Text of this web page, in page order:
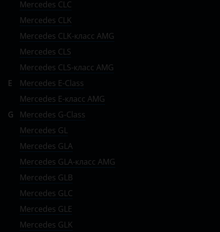
Toyota
Volkswagen
Volvo
Vortex
Zotye
ZX
ВАЗ (LADA)
ЗАЗ
ТагАЗ
Mercedes CLC
Mercedes CLK
Mercedes CLK-класс AMG
Mercedes CLS
Mercedes CLS-класс AMG
E
Mercedes E-Class
Mercedes E-класс AMG
G
Mercedes G-Class
Mercedes GL
Mercedes GLA
Mercedes GLA-класс AMG
Mercedes GLB
Mercedes GLC
Mercedes GLE
Mercedes GLK